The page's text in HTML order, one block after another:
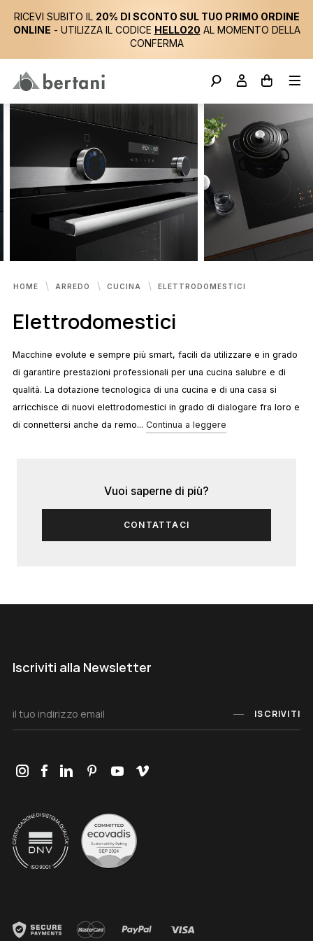
RICEVI SUBITO IL 20% DI SCONTO SUL TUO PRIMO ORDINE
ONLINE - UTILIZZA IL CODICE HELLO20 AL MOMENTO DELLA
CONFERMA
HOME ARREDO CUCINA ELETTRODOMESTICI
Elettrodomestici
Macchine evolute e sempre più smart, facili da utilizzare e in grado
di garantire prestazioni professionali per una cucina salubre e di
qualità. La dotazione tecnologica di una cucina e di una casa si
arricchisce di nuovi elettrodomestici in grado di dialogare fra loro e
di connettersi anche da remo... Continua a leggere
Vuoi saperne di più?
CONTATTACI
Iscriviti alla Newsletter
ISCRIVITI